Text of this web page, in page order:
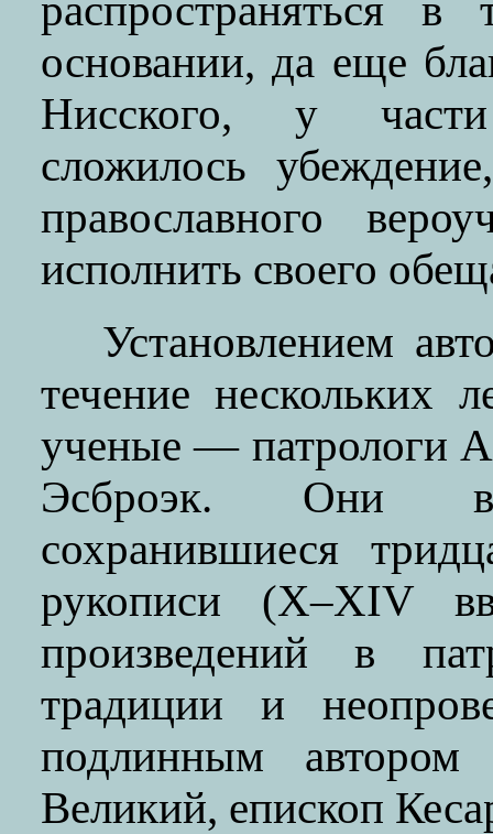
распространяться
основании, да еще
Нисского, у
сложилось
православного
исполнить своего
Установлением
течение нескольких
ученые — патрологи
Эсброэк. Они
сохранившиеся
рукописи (X–XIV
произведений в
традиции и
подлинным автором
Великий, епископ